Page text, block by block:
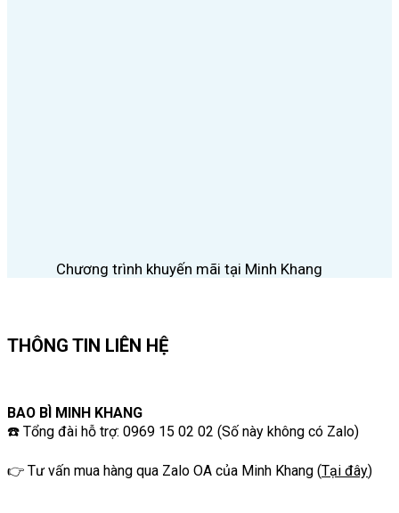
Chương trình khuyến mãi tại Minh Khang
THÔNG TIN LIÊN HỆ
BAO BÌ MINH KHANG
☎️ Tổng đài hỗ trợ: 0969 15 02 02 (Số này không có Zalo)
👉 Tư vấn mua hàng qua Zalo OA của Minh Khang (Tại đây)